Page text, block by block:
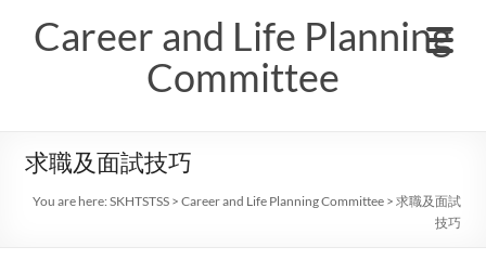
contentCareer and Life Planning
Committee
求職及面試技巧
You are here:SKHTSTSS >Career and Life Planning Committee >求職及面試
技巧